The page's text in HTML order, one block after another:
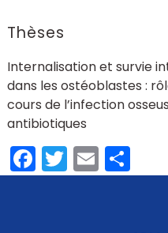
Thèses
Internalisation et survie
dans les ostéoblastes :
cours de l’infection
antibiotiques
Facebook
Twitter
Email